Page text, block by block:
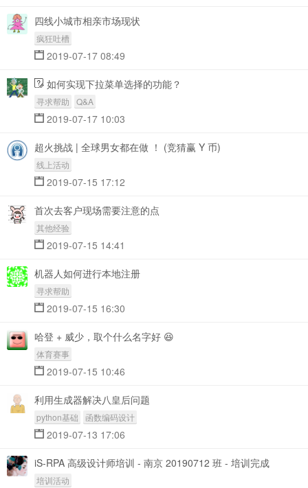
四线小城市相亲市场现状
疯狂吐槽
2019-07-17 08:49
如何实现下拉菜单选择的功能？
寻求帮助 Q&A
2019-07-17 10:03
超火挑战 | 全球男女都在做 ！ (竞猜赢 Y 币)
线上活动
2019-07-15 17:12
首次去客户现场需要注意的点
其他经验
2019-07-15 14:41
机器人如何进行本地注册
寻求帮助
2019-07-15 16:30
哈登 + 威少，取个什么名字好 😆
体育赛事
2019-07-15 10:46
利用生成器解决八皇后问题
python基础 函数编码设计
2019-07-13 17:06
iS-RPA 高级设计师培训 - 南京 20190712 班 - 培训完成
培训活动